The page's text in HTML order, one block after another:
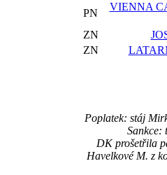
PN
VIENNA
ZN
ZN
Poplatek: stáj
Sankce:
DK prošetřila
Havelkové M. z